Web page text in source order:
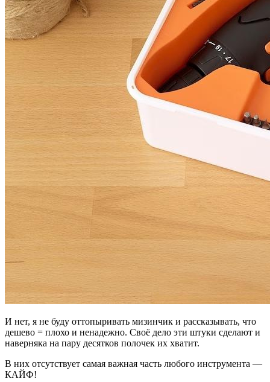
И нет, я не буду оттопыривать мизинчик и рассказывать, что
дешево = плохо и ненадежно. Своё дело эти штуки сделают и
наверняка на пару десятков полочек их хватит.
В них отсутствует самая важная часть любого инструмента —
КАЙФ!